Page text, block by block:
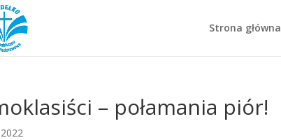
Strona główna
– połamania piór!